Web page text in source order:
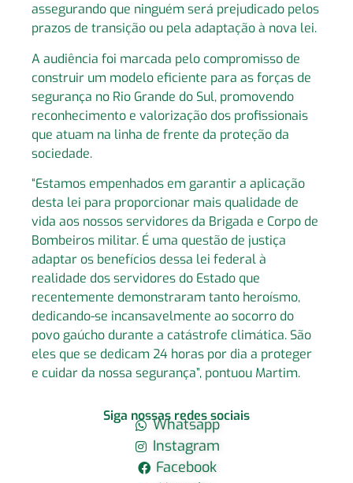
assegurando que ninguém será prejudicado pelos
prazos de transição ou pela adaptação à nova lei.
A audiência foi marcada pelo compromisso de
construir um modelo eficiente para as forças de
segurança no Rio Grande do Sul, promovendo
reconhecimento e valorização dos profissionais
que atuam na linha de frente da proteção da
sociedade.
“Estamos empenhados em garantir a aplicação
desta lei para proporcionar mais qualidade de
vida aos nossos servidores da Brigada e Corpo de
Bombeiros militar. É uma questão de justiça
adaptar os benefícios dessa lei federal à
realidade dos servidores do Estado que
recentemente demonstraram tanto heroísmo,
dedicando-se incansavelmente ao socorro do
povo gaúcho durante a catástrofe climática. São
eles que se dedicam 24 horas por dia a proteger
e cuidar da nossa segurança”, pontuou Martim.
Siga nossas redes sociais
Whatsapp
Instagram
Facebook